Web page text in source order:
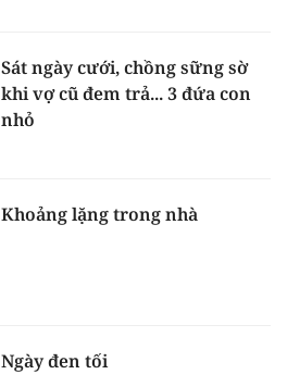
Sát ngày cưới, chồng sững sờ
khi vợ cũ đem trả... 3 đứa con
nhỏ
Khoảng lặng trong nhà
Ngày đen tối